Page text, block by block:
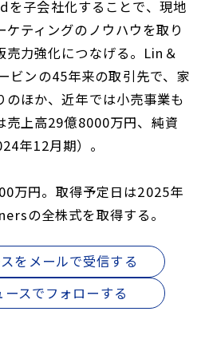
子会社化することで、現地
ティングのノウハウを取り
売力強化につなげる。Lin＆
ビンの45年来の取引先で、家
ほか、近年では小売事業も
売上高29億8000万円、純資
年12月期）。
万円。取得予定日は2025年
の全株式を取得する。
をメールで受信する
スでフォローする